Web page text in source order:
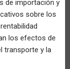
de importación y
sobre los
los efectos de
transporte y la